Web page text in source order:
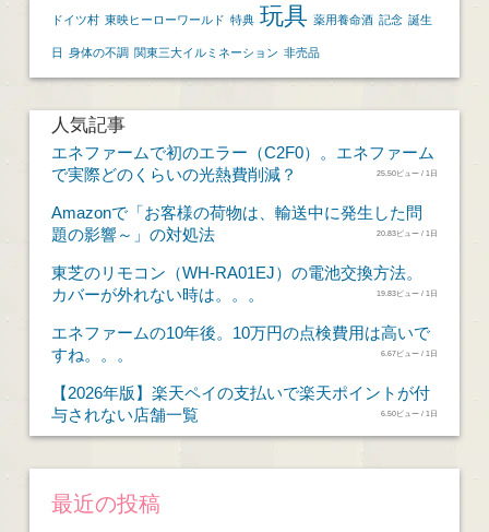
ドイツ村 東映ヒーローワールド 特典 玩具 薬用養命酒 記念 誕生
日 身体の不調 関東三大イルミネーション 非売品
人気記事
エネファームで初のエラー（C2F0）。エネファーム
で実際どのくらいの光熱費削減？
25.50ビュー / 1日
Amazonで「お客様の荷物は、輸送中に発生した問
題の影響～」の対処法
20.83ビュー / 1日
東芝のリモコン（WH-RA01EJ）の電池交換方法。
カバーが外れない時は。。。
19.83ビュー / 1日
エネファームの10年後。10万円の点検費用は高いで
すね。。。
6.67ビュー / 1日
【2026年版】楽天ペイの支払いで楽天ポイントが付
与されない店舗一覧
6.50ビュー / 1日
最近の投稿